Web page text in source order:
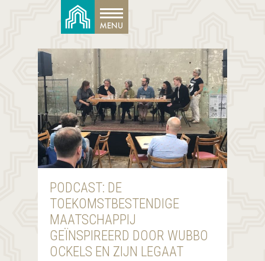
PODCAST: DE
TOEKOMSTBESTENDIGE
MAATSCHAPPIJ
GEÏNSPIREERD DOOR WUBBO
OCKELS EN ZIJN LEGAAT